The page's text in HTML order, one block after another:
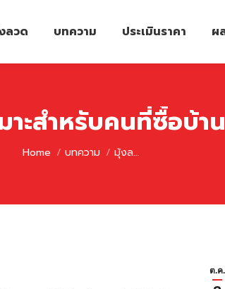
ลวด บทความ ประเมินราคา ผ
ะสำหรับคนที่ซื้อบ้า
You are here:
Home บทความ มุ้งล…
ต.ค.